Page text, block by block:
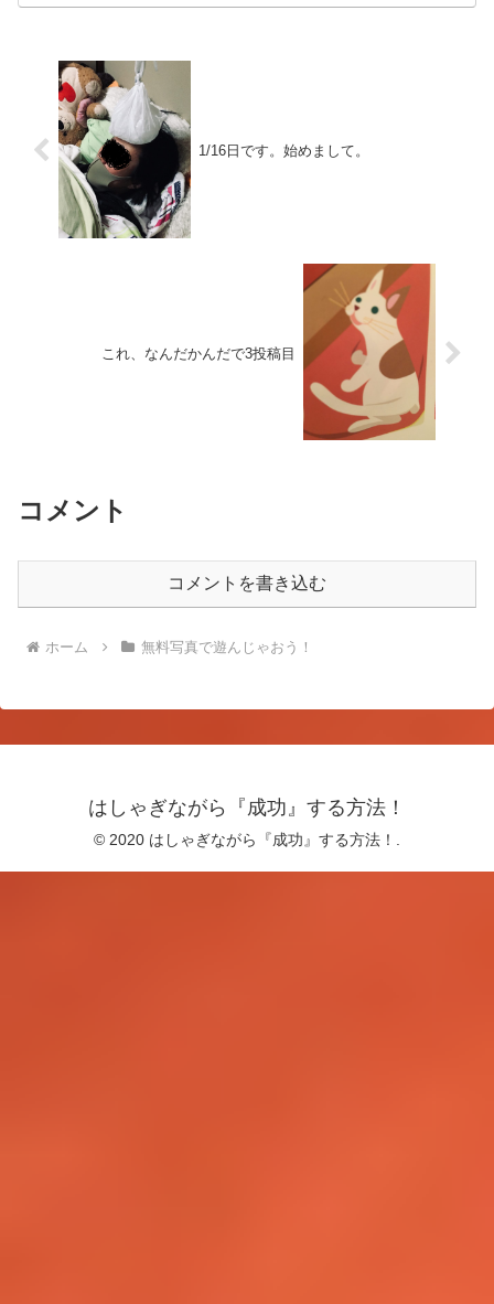
1/16日です。始めまして。
これ、なんだかんだで3投稿目
コメント
コメントを書き込む
ホーム 無料写真で遊んじゃおう！
はしゃぎながら『成功』する方法！
© 2020 はしゃぎながら『成功』する方法！.